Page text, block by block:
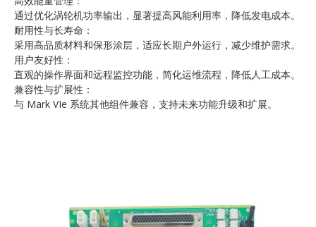
通过优化涡轮机功率输出，显著提高风能利用率，降低发电成本。
耐用性与长寿命：
采用高品质材料和保形涂层，适应长期户外运行，减少维护需求。
用户友好性：
直观的操作界面和远程监控功能，简化运维流程，降低人工成本。
兼容性与扩展性：
与 Mark VIe 系统其他组件兼容，支持未来功能升级和扩展。